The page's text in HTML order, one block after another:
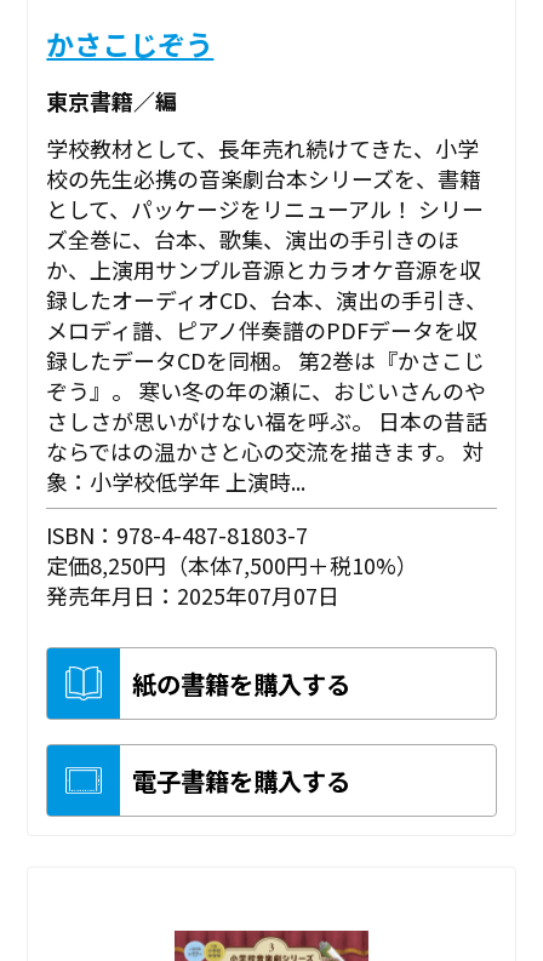
かさこじぞう
東京書籍／編
学校教材として、長年売れ続けてきた、小学
校の先生必携の音楽劇台本シリーズを、書籍
として、パッケージをリニューアル！ シリー
ズ全巻に、台本、歌集、演出の手引きのほ
か、上演用サンプル音源とカラオケ音源を収
録したオーディオCD、台本、演出の手引き、
メロディ譜、ピアノ伴奏譜のPDFデータを収
録したデータCDを同梱。 第2巻は『かさこじ
ぞう』。 寒い冬の年の瀬に、おじいさんのや
さしさが思いがけない福を呼ぶ。 日本の昔話
ならではの温かさと心の交流を描きます。 対
象：小学校低学年 上演時...
ISBN：978-4-487-81803-7
定価8,250円（本体7,500円＋税10%）
発売年月日：2025年07月07日
紙の書籍を購入する
電子書籍を購入する